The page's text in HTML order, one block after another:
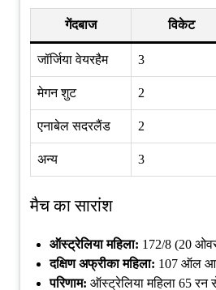
गेंदबाज विकेट
जॉर्जिया वेयरहैम 3
मेगन शुट 2
एनाबेल सदरलैंड 2
अन्य 3
मैच का सारांश
ऑस्ट्रेलिया महिला: 172/8 (20
दक्षिण अफ्रीका महिला: 107 ऑल
परिणाम: ऑस्ट्रेलिया महिला 65 रन